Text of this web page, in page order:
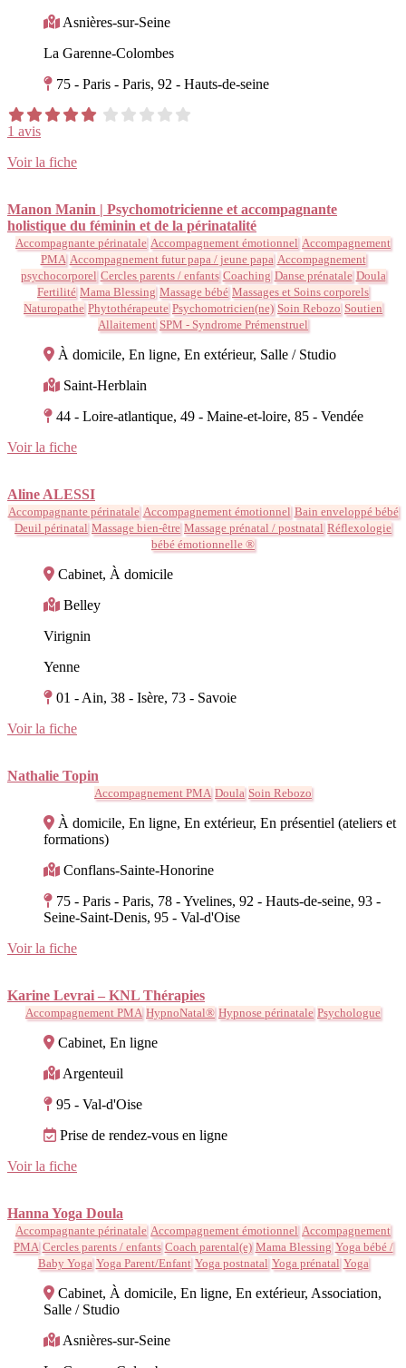
Asnières-sur-Seine
La Garenne-Colombes
75 - Paris - Paris, 92 - Hauts-de-seine
1 avis
Voir la fiche
Manon Manin | Psychomotricienne et accompagnante
holistique du féminin et de la périnatalité
Accompagnante périnatale Accompagnement émotionnel Accompagnement
PMA Accompagnement futur papa / jeune papa Accompagnement
psychocorporel Cercles parents / enfants Coaching Danse prénatale Doula
Fertilité Mama Blessing Massage bébé Massages et Soins corporels
Naturopathe Phytothérapeute Psychomotricien(ne) Soin Rebozo Soutien
Allaitement SPM - Syndrome Prémenstruel
À domicile, En ligne, En extérieur, Salle / Studio
Saint-Herblain
44 - Loire-atlantique, 49 - Maine-et-loire, 85 - Vendée
Voir la fiche
Aline ALESSI
Accompagnante périnatale Accompagnement émotionnel Bain enveloppé bébé
Deuil périnatal Massage bien-être Massage prénatal / postnatal Réflexologie
bébé émotionnelle ®
Cabinet, À domicile
Belley
Virignin
Yenne
01 - Ain, 38 - Isère, 73 - Savoie
Voir la fiche
Nathalie Topin
Accompagnement PMA Doula Soin Rebozo
À domicile, En ligne, En extérieur, En présentiel (ateliers et
formations)
Conflans-Sainte-Honorine
75 - Paris - Paris, 78 - Yvelines, 92 - Hauts-de-seine, 93 -
Seine-Saint-Denis, 95 - Val-d'Oise
Voir la fiche
Karine Levrai – KNL Thérapies
Accompagnement PMA HypnoNatal® Hypnose périnatale Psychologue
Cabinet, En ligne
Argenteuil
95 - Val-d'Oise
Prise de rendez-vous en ligne
Voir la fiche
Hanna Yoga Doula
Accompagnante périnatale Accompagnement émotionnel Accompagnement
PMA Cercles parents / enfants Coach parental(e) Mama Blessing Yoga bébé /
Baby Yoga Yoga Parent/Enfant Yoga postnatal Yoga prénatal Yoga
Cabinet, À domicile, En ligne, En extérieur, Association,
Salle / Studio
Asnières-sur-Seine